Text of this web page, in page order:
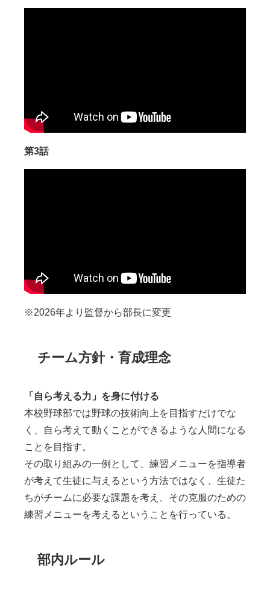
第3話
※2026年より監督から部長に変更
チーム方針・育成理念
「自ら考える力」を身に付ける
本校野球部では野球の技術向上を目指すだけでな
く、自ら考えて動くことができるような人間になる
ことを目指す。
その取り組みの一例として、練習メニューを指導者
が考えて生徒に与えるという方法ではなく、生徒た
ちがチームに必要な課題を考え、その克服のための
練習メニューを考えるということを行っている。
部内ルール